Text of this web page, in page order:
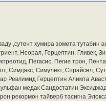
,сутент хумира зомета
Неорал, Герцептин, Гливек,
Пегасис, Пегие трон,
Симдакс, Симулект, Спрайсел,
Ревлимид Герцептин Алимта
медак Сандостатин
рекормон тайверб тасигна